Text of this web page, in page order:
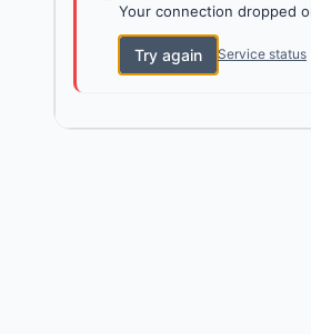
Your connection dropped
Try again Service status